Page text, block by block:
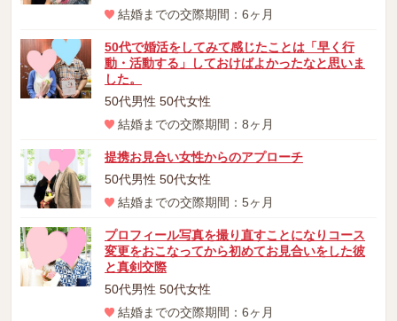
結婚までの交際期間：6ヶ月
50代で婚活をしてみて感じたことは「早く行
動・活動する」しておけばよかったなと思いま
した。
50代男性 50代女性
結婚までの交際期間：8ヶ月
提携お見合い女性からのアプローチ
50代男性 50代女性
結婚までの交際期間：5ヶ月
プロフィール写真を撮り直すことになりコース
変更をおこなってから初めてお見合いをした彼
と真剣交際
50代男性 50代女性
結婚までの交際期間：6ヶ月